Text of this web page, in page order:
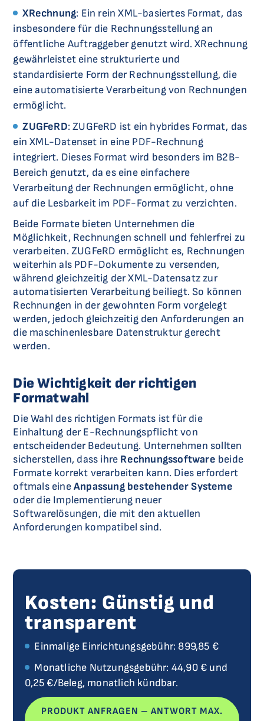
XRechnung: Ein rein XML-basiertes Format, das
insbesondere für die Rechnungsstellung an
öffentliche Auftraggeber genutzt wird. XRechnung
gewährleistet eine strukturierte und
standardisierte Form der Rechnungsstellung, die
eine automatisierte Verarbeitung von Rechnungen
ermöglicht.
ZUGFeRD: ZUGFeRD ist ein hybrides Format, das
ein XML-Datenset in eine PDF-Rechnung
integriert. Dieses Format wird besonders im B2B-
Bereich genutzt, da es eine einfachere
Verarbeitung der Rechnungen ermöglicht, ohne
auf die Lesbarkeit im PDF-Format zu verzichten.
Beide Formate bieten Unternehmen die
Möglichkeit, Rechnungen schnell und fehlerfrei zu
verarbeiten. ZUGFeRD ermöglicht es, Rechnungen
weiterhin als PDF-Dokumente zu versenden,
während gleichzeitig der XML-Datensatz zur
automatisierten Verarbeitung beiliegt. So können
Rechnungen in der gewohnten Form vorgelegt
werden, jedoch gleichzeitig den Anforderungen an
die maschinenlesbare Datenstruktur gerecht
werden.
Die Wichtigkeit der richtigen
Formatwahl
Die Wahl des richtigen Formats ist für die
Einhaltung der E-Rechnungspflicht von
entscheidender Bedeutung. Unternehmen sollten
sicherstellen, dass ihre Rechnungssoftware beide
Formate korrekt verarbeiten kann. Dies erfordert
oftmals eineAnpassung bestehender Systeme
oder die Implementierung neuer
Softwarelösungen, die mit den aktuellen
Anforderungen kompatibel sind.
Kosten: Günstig und
transparent
Einmalige Einrichtungsgebühr: 899,85 €
Monatliche Nutzungsgebühr: 44,90 € und
0,25 €/Beleg, monatlich kündbar.
PRODUKT ANFRAGEN – ANTWORT MAX.